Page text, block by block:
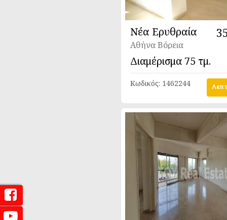
Νέα Ερυθραία
Αθήνα Βόρεια
Διαμέρισμα 75 τμ.
Κωδικός: 1462244